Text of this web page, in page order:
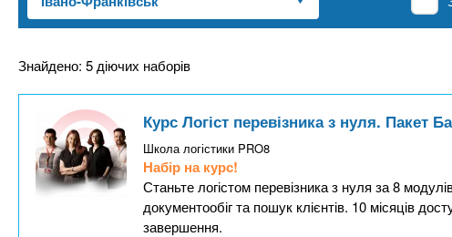
n
t
s
и
х
з
а
Знайдено: 5 діючих наборів
Курс Логіст перевізника з нуля. Пакет
Школа логістики PRO8
Набір на курс!
Станьте логістом перевізника з нуля за 8
документообіг та пошук клієнтів. 10 місяців
завершення.